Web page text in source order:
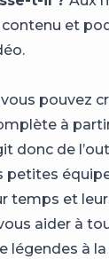
et
vous pouvez
à
donc de
petites
temps et
aider à
légendes à